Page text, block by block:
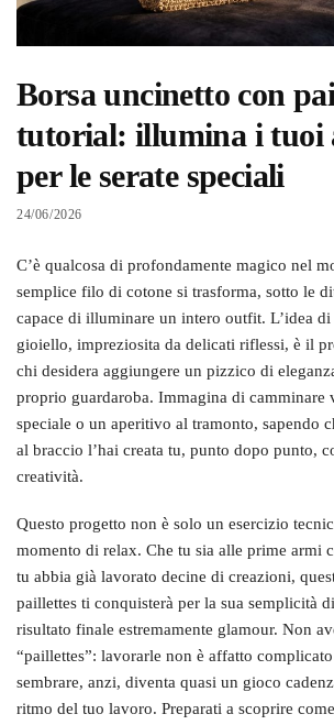
Borsa uncinetto con
tutorial: illumina i tuoi
per le serate speciali
24/06/2026
C’è qualcosa di profondamente magico nel
semplice filo di cotone si trasforma, sotto le
capace di illuminare un intero outfit. L’idea di
gioiello, impreziosita da delicati riflessi, è il
chi desidera aggiungere un pizzico di
proprio guardaroba. Immagina di camminare
speciale o un aperitivo al tramonto, sapendo
al braccio l’hai creata tu, punto dopo punto,
creatività.
Questo progetto non è solo un esercizio
momento di relax. Che tu sia alle prime armi
tu abbia già lavorato decine di creazioni,
paillettes ti conquisterà per la sua semplicità
risultato finale estremamente glamour. Non
“paillettes”: lavorarle non è affatto
sembrare, anzi, diventa quasi un gioco
ritmo del tuo lavoro. Preparati a scoprire